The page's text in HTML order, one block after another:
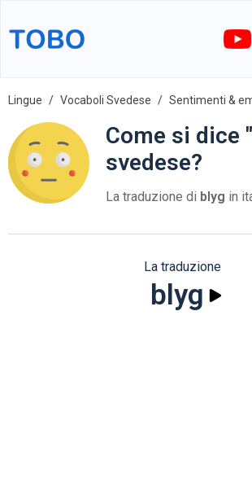
Lingue Vocaboli Svedese Sentimenti &
Come si dice
svedese?
La traduzione di blyg in
La traduzione
blyg